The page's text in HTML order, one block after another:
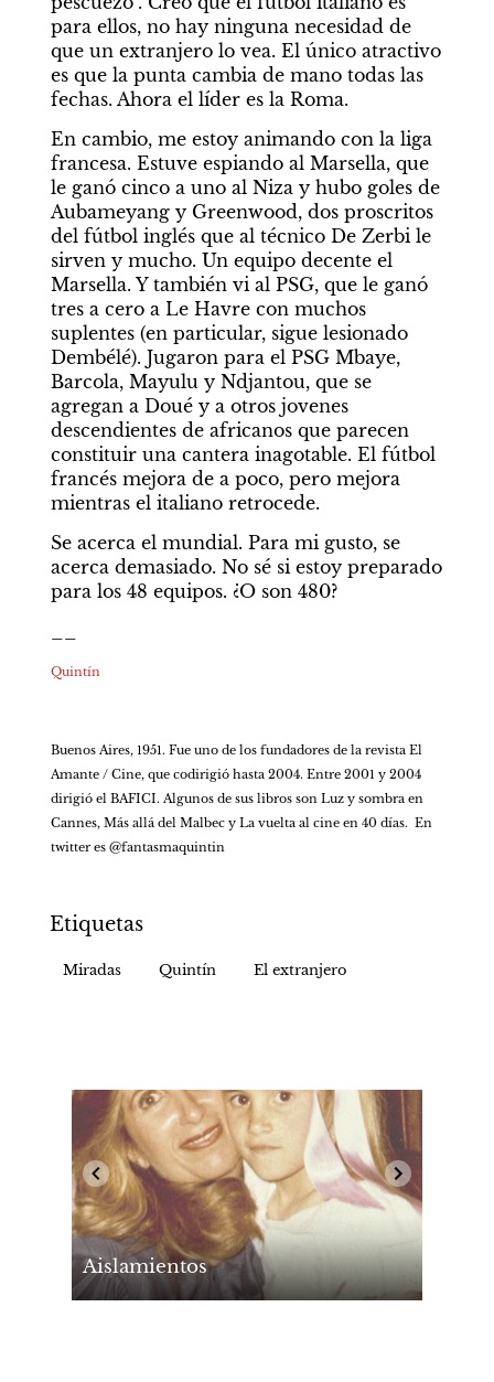
para ellos, no hay ninguna necesidad de
que un extranjero lo vea. El único atractivo
es que la punta cambia de mano todas las
fechas. Ahora el líder es la Roma.
En cambio, me estoy animando con la liga
francesa. Estuve espiando al Marsella, que
le ganó cinco a uno al Niza y hubo goles de
Aubameyang y Greenwood, dos proscritos
del fútbol inglés que al técnico De Zerbi le
sirven y mucho. Un equipo decente el
Marsella. Y también vi al PSG, que le ganó
tres a cero a Le Havre con muchos
suplentes (en particular, sigue lesionado
Dembélé). Jugaron para el PSG Mbaye,
Barcola, Mayulu y Ndjantou, que se
agregan a Doué y a otros jovenes
descendientes de africanos que parecen
constituir una cantera inagotable. El fútbol
francés mejora de a poco, pero mejora
mientras el italiano retrocede.
Se acerca el mundial. Para mi gusto, se
acerca demasiado. No sé si estoy preparado
para los 48 equipos. ¿O son 480?
Quintín
Buenos Aires, 1951. Fue uno de los fundadores de la revista El
Amante / Cine, que codirigió hasta 2004. Entre 2001 y 2004
dirigió el BAFICI. Algunos de sus libros son Luz y sombra en
Cannes, Más allá del Malbec y La vuelta al cine en 40 días.  En
twitter es @fantasmaquintin
Etiquetas
Miradas Quintín El extranjero
Aislamientos